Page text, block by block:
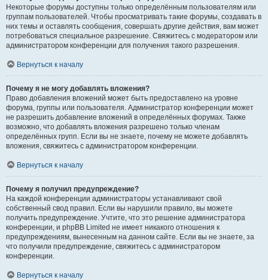
Некоторые форумы доступны только определённым пользователям или
группам пользователей. Чтобы просматривать такие форумы, создавать в
них темы и оставлять сообщения, совершать другие действия, вам может
потребоваться специальное разрешение. Свяжитесь с модератором или
администратором конференции для получения такого разрешения.
Вернуться к началу
Почему я не могу добавлять вложения?
Право добавления вложений может быть предоставлено на уровне
форума, группы или пользователя. Администратор конференции может
не разрешить добавление вложений в определённых форумах. Также
возможно, что добавлять вложения разрешено только членам
определённых групп. Если вы не знаете, почему не можете добавлять
вложения, свяжитесь с администратором конференции.
Вернуться к началу
Почему я получил предупреждение?
На каждой конференции администраторы устанавливают свой
собственный свод правил. Если вы нарушили правило, вы можете
получить предупреждение. Учтите, что это решение администратора
конференции, и phpBB Limited не имеет никакого отношения к
предупреждениям, вынесенным на данном сайте. Если вы не знаете, за
что получили предупреждение, свяжитесь с администратором
конференции.
Вернуться к началу